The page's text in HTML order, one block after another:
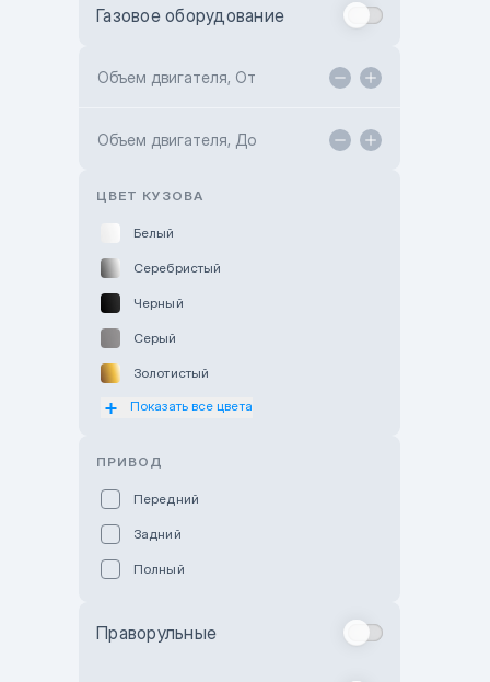
Toyota Kokshetau
Hyundai ShymCity
Газовое оборудование
Объем двигателя, От
Объем двигателя, До
ЦВЕТ КУЗОВА
Белый
Серебристый
Черный
Серый
Золотистый
Оранжевый
Показать все цвета
ПРИВОД
Передний
Задний
Полный
Праворульные